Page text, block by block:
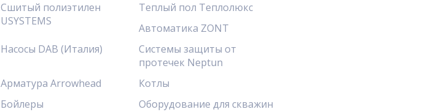
Сшитый полиэтилен
USYSTEMS
Теплый пол Теплолюкс
Автоматика ZONT
Насосы DAB (Италия)
Системы защиты от
протечек Neptun
Арматура Arrowhead
Котлы
Бойлеры
Оборудование для скважин